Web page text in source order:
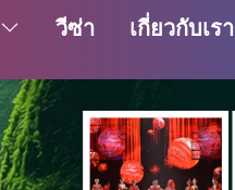
วีซ่า เกี่ยวกับเรา